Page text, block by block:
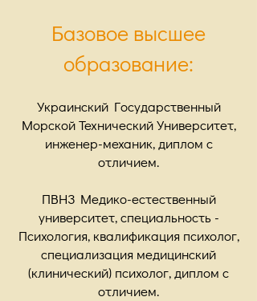
Базовое высшее
образование:
Украинский Государственный
Морской Технический Университет,
инженер-механик, диплом с
отличием.
ПВНЗ Медико-естественный
университет, специальность -
Психология, квалификация психолог,
специализация медицинский
(клинический) психолог, диплом с
отличием.